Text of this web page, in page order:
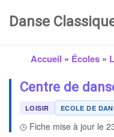
Danse
Accueil » Écoles»
Centre de
LOISIR ECOLE DE
Fiche mise à jour le